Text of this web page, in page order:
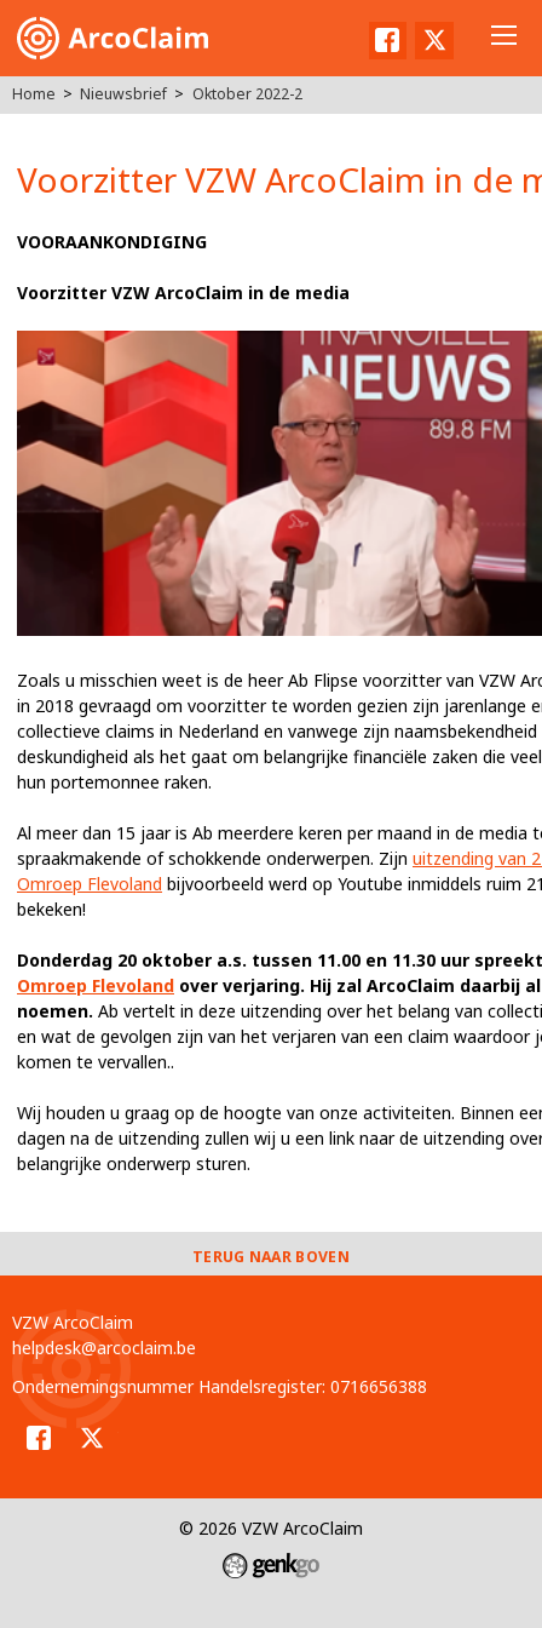
FacebookTwitter
Home Nieuwsbrief Oktober 2022-2
Voorzitter VZW ArcoClaim in de
VOORAANKONDIGING
Voorzitter VZW ArcoClaim in de media
Zoals u misschien weet is de heer Ab Flipse voorzitter van VZW
in 2018 gevraagd om voorzitter te worden gezien zijn jarenlange
collectieve claims in Nederland en vanwege zijn naamsbekendheid
deskundigheid als het gaat om belangrijke financiële zaken die
hun portemonnee raken.
Al meer dan 15 jaar is Ab meerdere keren per maand in de media
spraakmakende of schokkende onderwerpen. Zijn uitzending van
Omroep Flevoland bijvoorbeeld werd op Youtube inmiddels ruim
bekeken!
Donderdag 20 oktober a.s. tussen 11.00 en 11.30 uur
Omroep Flevoland over verjaring. Hij zal ArcoClaim daarbij
noemen. Ab vertelt in deze uitzending over het belang van
en wat de gevolgen zijn van het verjaren van een claim waardoor
komen te vervallen..
Wij houden u graag op de hoogte van onze activiteiten. Binnen
dagen na de uitzending zullen wij u een link naar de uitzending
belangrijke onderwerp sturen.
TERUG NAAR BOVEN
VZW ArcoClaim
helpdesk@arcoclaim.be
Ondernemingsnummer Handelsregister: 0716656388
Facebook
© 2026 VZW ArcoClaim